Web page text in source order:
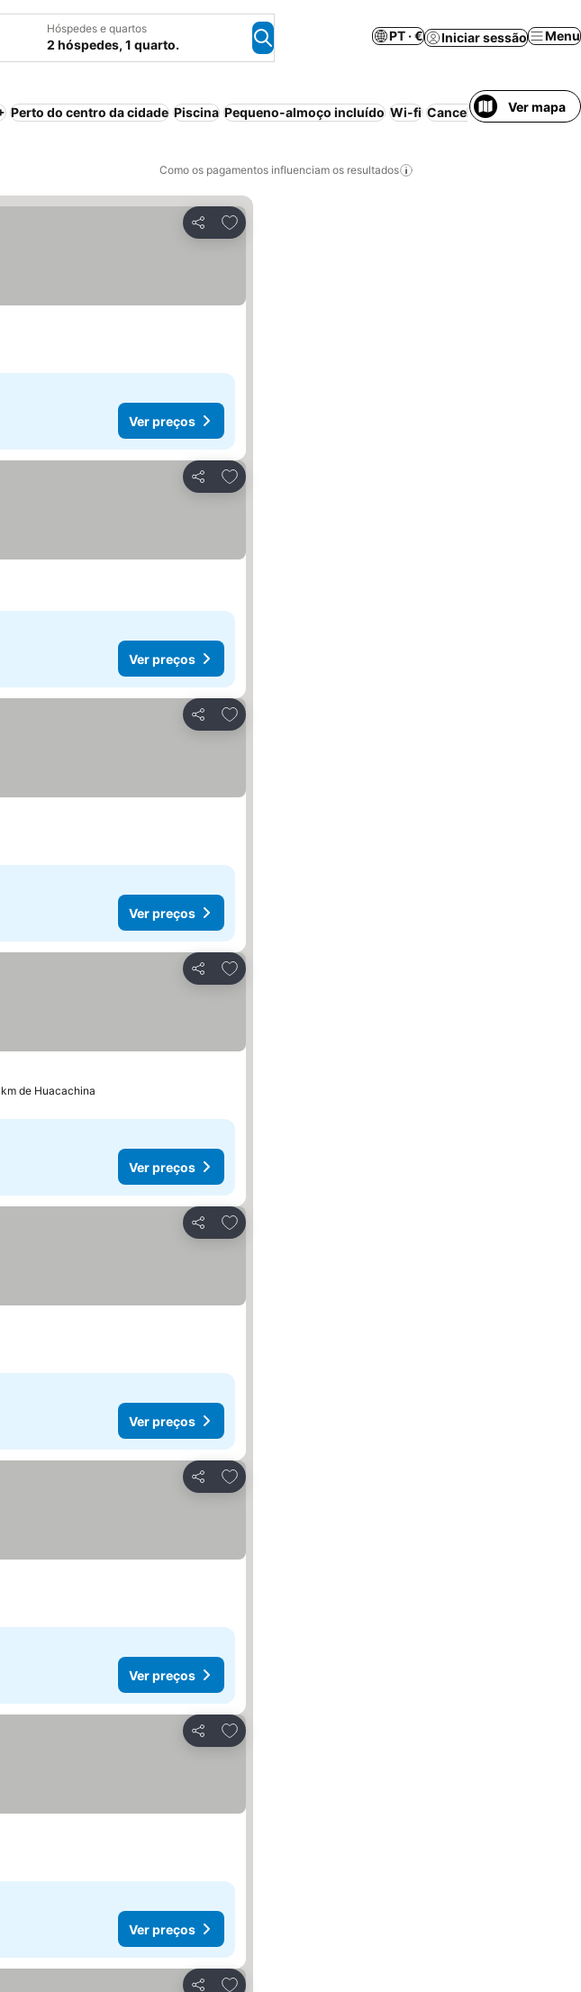
Hóspedes e quartos
2 hóspedes, 1 quarto.
PT · € Iniciar sessão Menu
Perto do centro da cidade Piscina Pequeno-almoço incluído Wi-fi Cancelamento gratuito
Ver mapa
Como os pagamentos influenciam os resultados
Partilhar
Adicionar aos favoritos
Ver preços
Partilhar
Adicionar aos favoritos
Ver preços
Partilhar
Adicionar aos favoritos
Ver preços
Partilhar
Adicionar aos favoritos
de Huacachina
Ver preços
Partilhar
Adicionar aos favoritos
Ver preços
Partilhar
Adicionar aos favoritos
Ver preços
Partilhar
Adicionar aos favoritos
Ver preços
Adicionar aos favoritos